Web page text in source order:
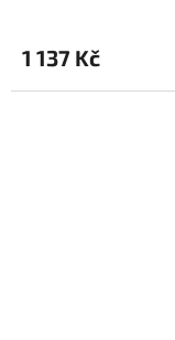
1 137 Kč